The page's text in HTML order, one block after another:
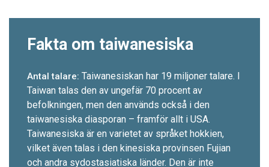
Fakta om taiwanesiska
Antal talare: Taiwanesiskan har 19 miljoner talare. I
Taiwan talas den av ungefär 70 procent av
befolkningen, men den används också i den
taiwanesiska diasporan – framför allt i USA.
Taiwanesiska är en varietet av språket hokkien,
vilket även talas i den kinesiska provinsen Fujian
och andra sydostasiatiska länder. Den är inte